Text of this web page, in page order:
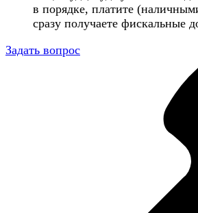
в порядке, платите
сразу получаете фискальные
Задать вопрос